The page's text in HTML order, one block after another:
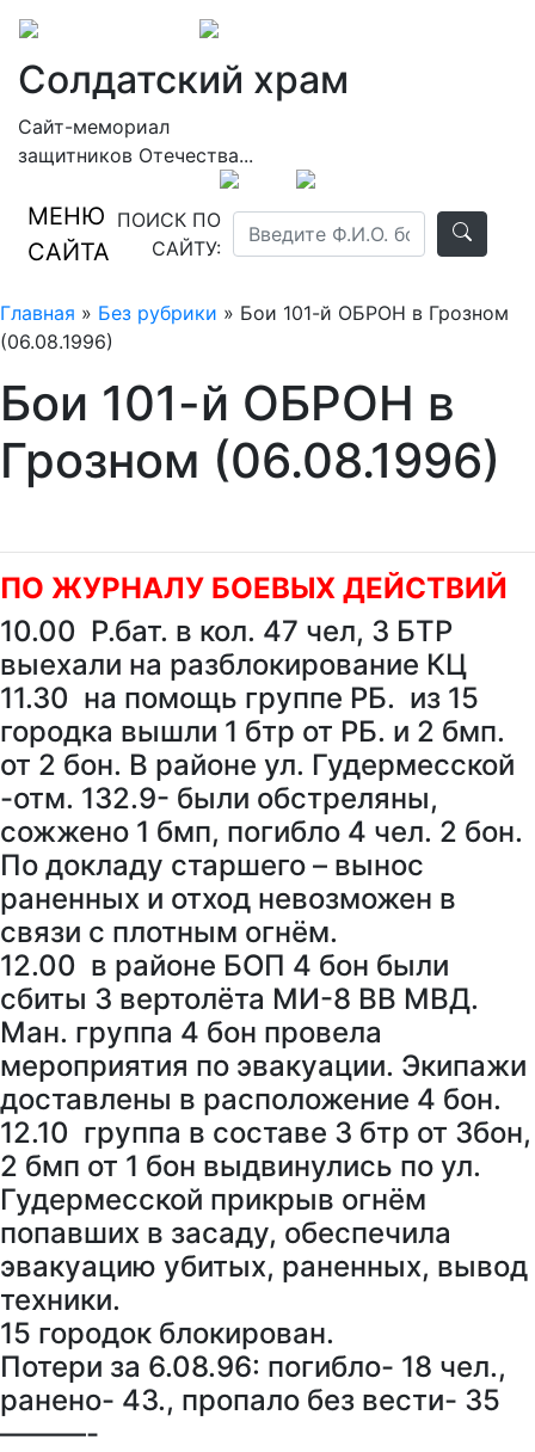
Солдатский храм
Сайт-мемориал
защитников Отечества...
МЕНЮ
САЙТА
ПОИСК ПО
САЙТУ:
Главная » Без рубрики » Бои 101-й ОБРОН в Грозном
(06.08.1996)
Бои 101-й ОБРОН в
Грозном (06.08.1996)
ПО ЖУРНАЛУ БОЕВЫХ ДЕЙСТВИЙ
10.00 Р.бат. в кол. 47 чел, 3 БТР
выехали на разблокирование КЦ
11.30 на помощь группе РБ. из 15
городка вышли 1 бтр от РБ. и 2 бмп.
от 2 бон. В районе ул. Гудермесской
-отм. 132.9- были обстреляны,
сожжено 1 бмп, погибло 4 чел. 2 бон.
По докладу старшего – вынос
раненных и отход невозможен в
связи с плотным огнём.
12.00 в районе БОП 4 бон были
сбиты 3 вертолёта МИ-8 ВВ МВД.
Ман. группа 4 бон провела
мероприятия по эвакуации. Экипажи
доставлены в расположение 4 бон.
12.10 группа в составе 3 бтр от 3бон,
2 бмп от 1 бон выдвинулись по ул.
Гудермесской прикрыв огнём
попавших в засаду, обеспечила
эвакуацию убитых, раненных, вывод
техники.
15 городок блокирован.
Потери за 6.08.96: погибло- 18 чел.,
ранено- 43., пропало без вести- 35
———-